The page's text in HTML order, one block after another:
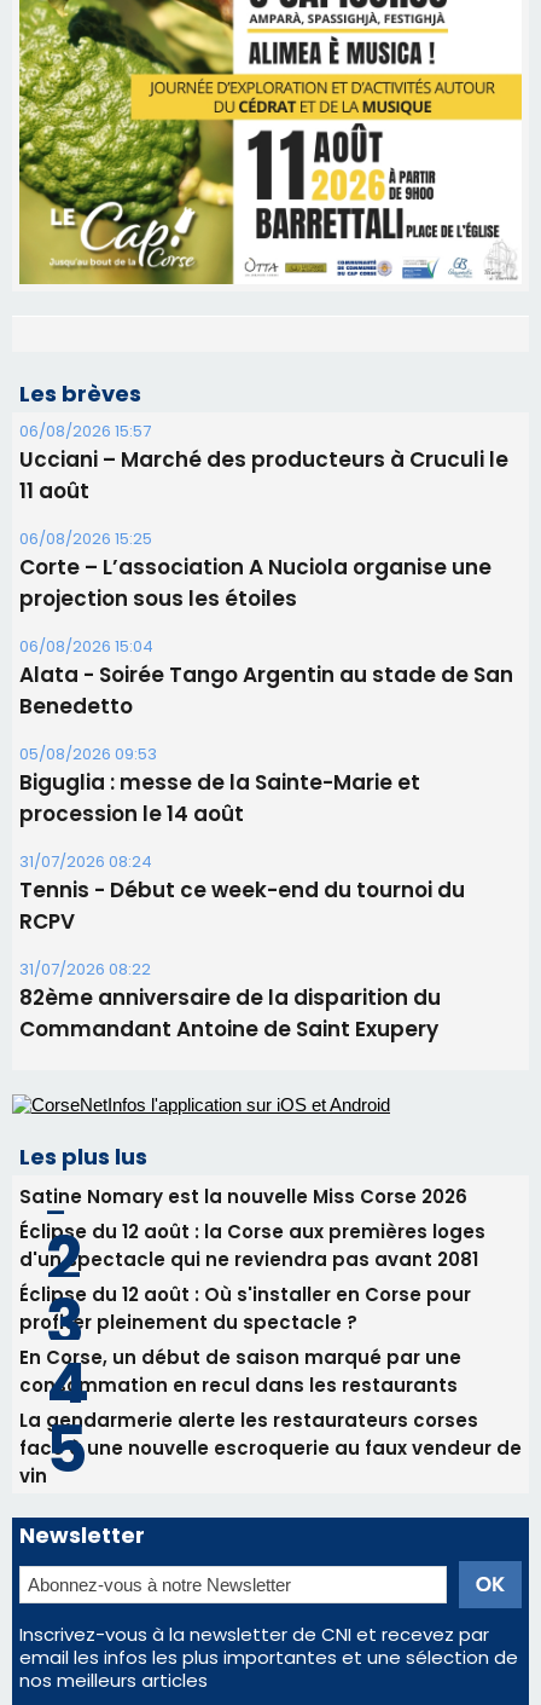
Les brèves
06/08/2026 15:57
Ucciani – Marché des producteurs à Cruculi le
11 août
06/08/2026 15:25
Corte – L’association A Nuciola organise une
projection sous les étoiles
06/08/2026 15:04
Alata - Soirée Tango Argentin au stade de San
Benedetto
05/08/2026 09:53
Biguglia : messe de la Sainte-Marie et
procession le 14 août
Tennis - Début ce week-end du tournoi du
RCPV
31/07/2026 08:22
82ème anniversaire de la disparition du
Commandant Antoine de Saint Exupery
Les plus lus
Satine Nomary est la nouvelle Miss Corse 2026
Éclipse du 12 août : la Corse aux premières loges
d'un spectacle qui ne reviendra pas avant 2081
Éclipse du 12 août : Où s'installer en Corse pour
profiter pleinement du spectacle ?
En Corse, un début de saison marqué par une
consommation en recul dans les restaurants
La gendarmerie alerte les restaurateurs corses
face à une nouvelle escroquerie au faux vendeur de